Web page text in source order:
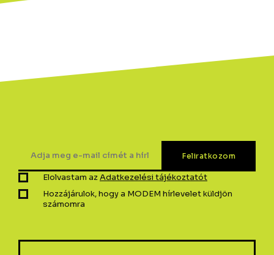
Elolvastam azAdatkezelési tájékoztatót
Hozzájárulok, hogy a MODEM hírlevelet küldjön
számomra